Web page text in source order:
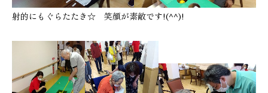
射的にもぐらたたき☆ 笑顔が素敵です!(^^)!